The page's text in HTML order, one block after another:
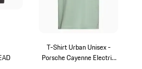
T-Shirt Urban Unisex -
Porsche Cayenne Electric